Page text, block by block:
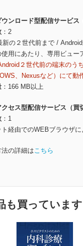
ウンロード型配信サービス
2
新の２世代前まで /
用にあたり、専用ビュー
２世代前の端末のう
、Nexusなど）にて動
166 MB以上
クセス型配信サービス（買
1
経由でのWEBブラウザに
の詳細はこちら
買っています